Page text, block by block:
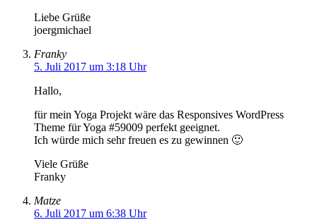
Liebe Grüße
joergmichael
Franky
5. Juli 2017 um 3:18 Uhr
Hallo,
für mein Yoga Projekt wäre das Responsives WordPress
Theme für Yoga #59009 perfekt geeignet.
Ich würde mich sehr freuen es zu gewinnen 🙂
Viele Grüße
Franky
Matze
6. Juli 2017 um 6:38 Uhr